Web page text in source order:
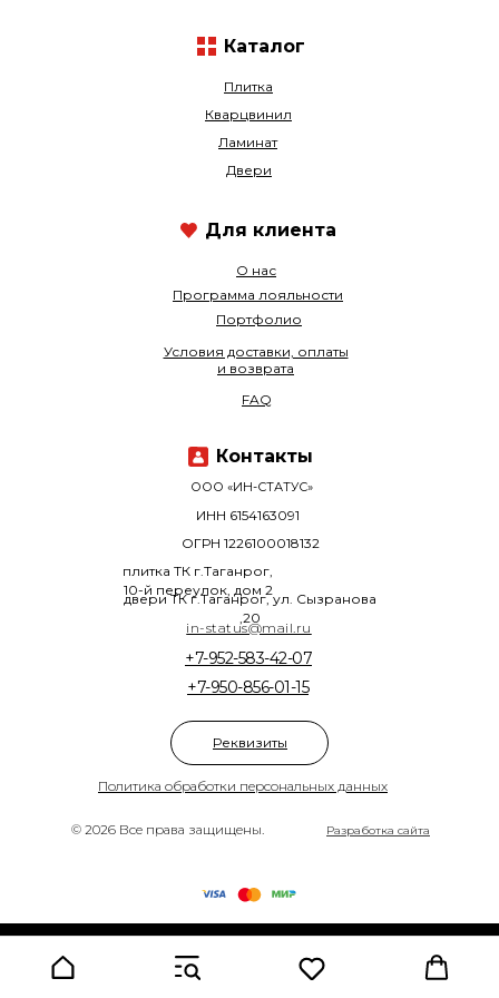
© 2026 Все права защищены.
Политика обработки персональных данных
Плитка
Кварцвинил
+7-950-856-01-15
+7-952-583-42-07
О нас
Ламинат
Программа лояльности
Двери
Портфолио
ООО «ИН-СТАТУС»
плитка ТК г.Таганрог,
10-й переулок, дом 2
двери ТК г.Таганрог, ул. Сызранова
,20
ОГРН 1226100018132
ИНН 6154163091
Разработка сайта
Условия доставки, оплаты
и возврата
FAQ
Каталог
in-status@mail.ru
Контакты
Для клиента
Реквизиты
Made on Tilda